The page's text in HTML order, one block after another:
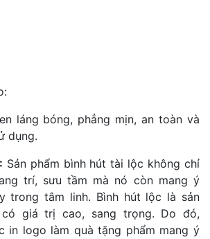
láng bóng, phẳng mịn, an toàn và
dụng.
Sản phẩm bình hút tài lộc không chỉ
trí, sưu tầm mà nó còn mang ý
trong tâm linh. Bình hút lộc là sản
giá trị cao, sang trọng. Do đó,
in logo làm quà tặng phẩm mang ý